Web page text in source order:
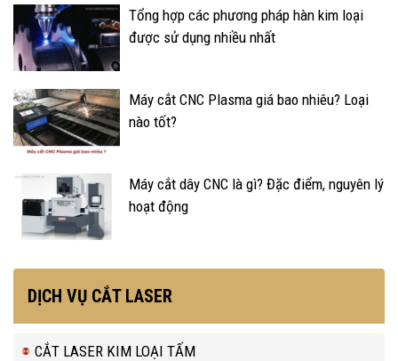
Tổng hợp các phương pháp hàn kim loại
được sử dụng nhiều nhất
Máy cắt CNC Plasma giá bao nhiêu? Loại
nào tốt?
Máy cắt dây CNC là gì? Đặc điểm, nguyên lý
hoạt động
DỊCH VỤ CẮT LASER
CẮT LASER KIM LOẠI TẤM